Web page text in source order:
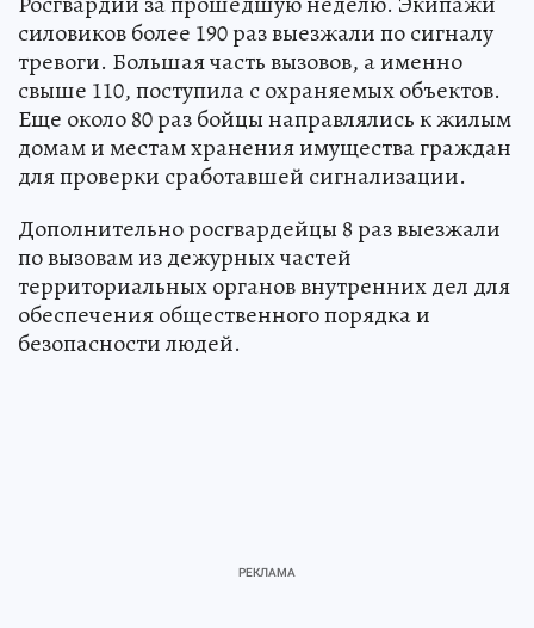
силовиков более 190 раз выезжали по сигналу
тревоги. Большая часть вызовов, а именно
свыше 110, поступила с охраняемых объектов.
Еще около 80 раз бойцы направлялись к жилым
домам и местам хранения имущества граждан
для проверки сработавшей сигнализации.
Дополнительно росгвардейцы 8 раз выезжали
по вызовам из дежурных частей
территориальных органов внутренних дел для
обеспечения общественного порядка и
безопасности людей.